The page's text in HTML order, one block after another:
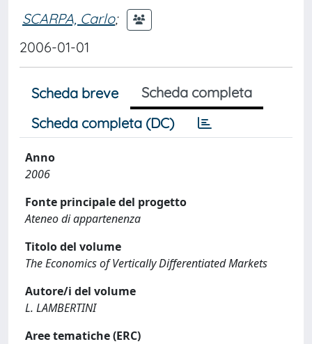
SCARPA, Carlo;
2006-01-01
Scheda breve
Scheda completa
Scheda completa (DC)
Anno
2006
Fonte principale del progetto
Ateneo di appartenenza
Titolo del volume
The Economics of Vertically Differentiated Markets
Autore/i del volume
L. LAMBERTINI
Aree tematiche (ERC)